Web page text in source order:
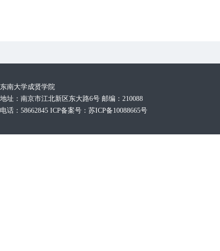
东南大学成贤学院
地址：南京市江北新区东大路6号 邮编：210088
电话：58662845 ICP备案号：苏ICP备10088665号